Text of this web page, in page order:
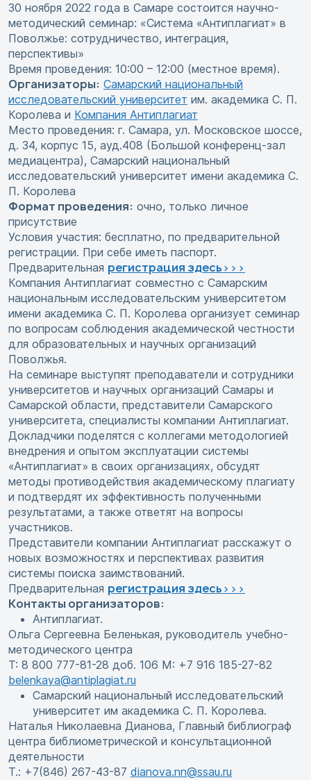
30 ноября 2022 года в Самаре состоится научно-
методический семинар: «Система «Антиплагиат» в
Поволжье: сотрудничество, интеграция,
перспективы»
Время проведения: 10:00 – 12:00 (местное время).
Организаторы: Самарский национальный
исследовательский университет им. академика С. П.
Королева и Компания Антиплагиат
Место проведения: г. Самара, ул. Московское шоссе,
д. 34, корпус 15, ауд.408 (Большой конференц-зал
медиацентра), Самарский национальный
исследовательский университет имени академика С.
П. Королева
Формат проведения: очно, только личное
присутствие
Условия участия: бесплатно, по предварительной
регистрации. При себе иметь паспорт.
Предварительная регистрация здесь>>>
Компания Антиплагиат совместно с Самарским
национальным исследовательским университетом
имени академика С. П. Королева организует семинар
по вопросам соблюдения академической честности
для образовательных и научных организаций
Поволжья.
На семинаре выступят преподаватели и сотрудники
университетов и научных организаций Самары и
Самарской области, представители Самарского
университета, специалисты компании Антиплагиат.
Докладчики поделятся с коллегами методологией
внедрения и опытом эксплуатации системы
«Антиплагиат» в своих организациях, обсудят
методы противодействия академическому плагиату
и подтвердят их эффективность полученными
результатами, а также ответят на вопросы
участников.
Представители компании Антиплагиат расскажут о
новых возможностях и перспективах развития
системы поиска заимствований.
Предварительная регистрация здесь>>>
Контакты организаторов:
Антиплагиат.
Ольга Сергеевна Беленькая, руководитель учебно-
методического центра
T: 8 800 777-81-28 доб. 106 M: +7 916 185-27-82
belenkaya@antiplagiat.ru
Самарский национальный исследовательский
университет им академика С. П. Королева.
Наталья Николаевна Дианова, Главный библиограф
центра библиометрической и консультационной
деятельности
Т.: +7(846) 267-43-87 dianova.nn@ssau.ru